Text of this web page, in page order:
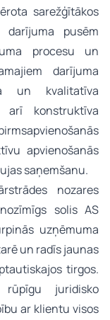
sarežģītākos
darījuma pusēm
procesu un
darījuma
un kvalitatīva
arī konstruktīva
apvienošanās
saņemšanu.
nozares
solis AS
uzņēmuma
un radīs jaunas
tirgos.
juridisko
ar klientu visos